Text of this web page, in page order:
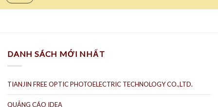
DANH SÁCH MỚI NHẤT
TIANJIN FREE OPTIC PHOTOELECTRIC TECHNOLOGY CO.,LTD.
QUẢNG CÁO IDEA